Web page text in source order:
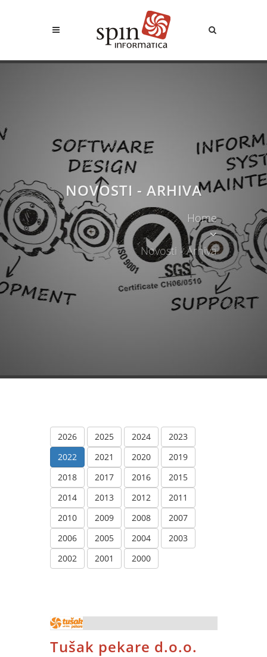
NOVOSTI - ARHIVA
Home
Novosti - Arhiva
2026 2025 2024
2023
2022
2021 2020
2019
2018
2017 2016
2015
2014
2013 2012
2011
2010
2009 2008
2007
2006
2005 2004
2003
2002
2001 2000
Tušak pekare d.o.o.